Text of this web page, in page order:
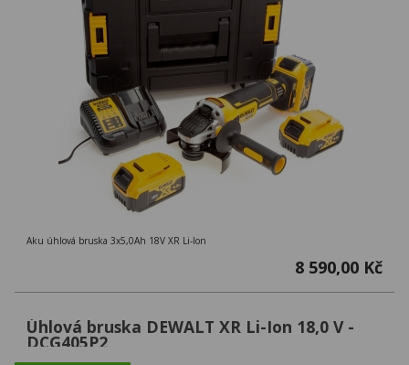
Aku úhlová bruska 3x5,0Ah 18V XR Li-Ion
8 590,00 Kč
Úhlová bruska DEWALT XR Li-Ion 18,0 V -
DCG405P2